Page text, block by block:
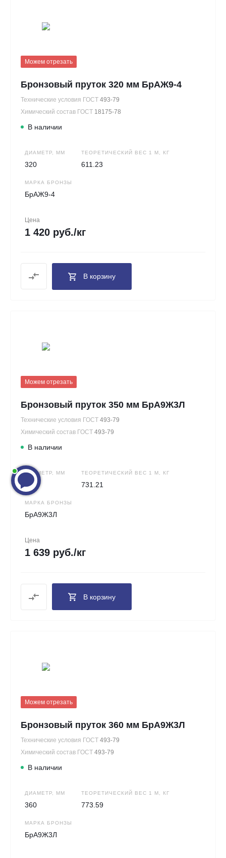
Можем отрезать
Бронзовый пруток 320 мм БрАЖ9-4
Технические условия ГОСТ 493-79
Химический состав ГОСТ 18175-78
В наличии
ДИАМЕТР, ММ
320
ТЕОРЕТИЧЕСКИЙ ВЕС 1 М, КГ
611.23
МАРКА БРОНЗЫ
БрАЖ9-4
Цена
1 420 руб./кг
В корзину
Можем отрезать
Бронзовый пруток 350 мм БрА9Ж3Л
Технические условия ГОСТ 493-79
Химический состав ГОСТ 493-79
В наличии
ДИАМЕТР, ММ
350
ТЕОРЕТИЧЕСКИЙ ВЕС 1 М, КГ
731.21
МАРКА БРОНЗЫ
БрА9Ж3Л
Цена
1 639 руб./кг
В корзину
Можем отрезать
Бронзовый пруток 360 мм БрА9Ж3Л
Технические условия ГОСТ 493-79
Химический состав ГОСТ 493-79
В наличии
ДИАМЕТР, ММ
360
ТЕОРЕТИЧЕСКИЙ ВЕС 1 М, КГ
773.59
МАРКА БРОНЗЫ
БрА9Ж3Л